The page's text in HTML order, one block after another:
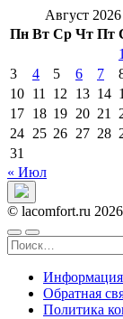
Август 2026
Пн Вт Ср Чт Пт
1
3
4 5 6 7
10 11 12 13 14
17 18 19 20 21
24 25 26 27 28
31
« Июл
© lacomfort.ru 2026
Найти:
Информация
Обратная
Политика